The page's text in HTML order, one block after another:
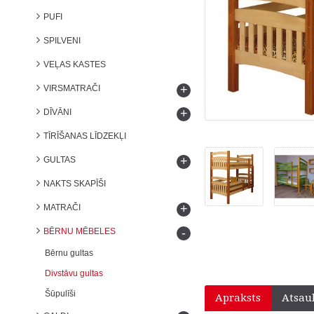
PUFI
SPILVENI
VEĻAS KASTES
VIRSMATRAČI +
DĪVĀNI +
TĪRĪŠANAS LĪDZEKĻI
GULTAS +
NAKTS SKAPĪŠI
MATRAČI +
BĒRNU MĒBELES -
Bērnu gultas
Divstāvu gultas
Šūpulīši Apraksts